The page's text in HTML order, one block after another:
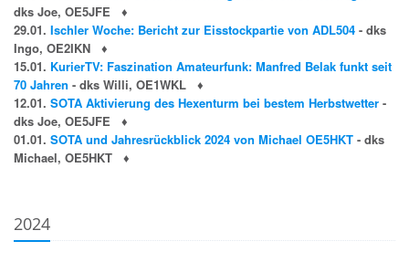
dks Joe, OE5JFE
♦
29.01. Ischler Woche: Bericht zur Eisstockpartie von ADL504 - dks
Ingo, OE2IKN
♦
15.01. KurierTV: Faszination Amateurfunk: Manfred Belak funkt seit
70 Jahren - dks Willi, OE1WKL
♦
12.01. SOTA Aktivierung des Hexenturm bei bestem Herbstwetter -
dks Joe, OE5JFE
♦
01.01. SOTA und Jahresrückblick 2024 von Michael OE5HKT - dks
Michael, OE5HKT
♦
2024